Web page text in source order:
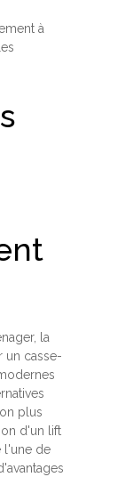
à
la
un casse-
plus
d'un lift
l'une de